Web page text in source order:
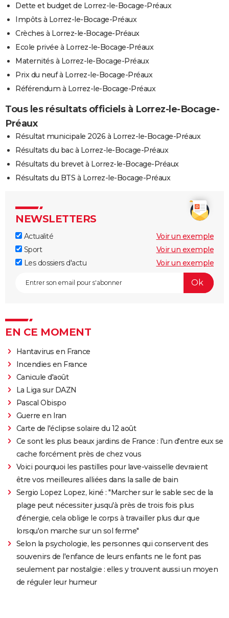
Dette et budget de Lorrez-le-Bocage-Préaux
Impôts à Lorrez-le-Bocage-Préaux
Crèches à Lorrez-le-Bocage-Préaux
Ecole privée à Lorrez-le-Bocage-Préaux
Maternités à Lorrez-le-Bocage-Préaux
Prix du neuf à Lorrez-le-Bocage-Préaux
Référendum à Lorrez-le-Bocage-Préaux
Tous les résultats officiels à Lorrez-le-Bocage-
Préaux
Résultat municipale 2026 à Lorrez-le-Bocage-Préaux
Résultats du bac à Lorrez-le-Bocage-Préaux
Résultats du brevet à Lorrez-le-Bocage-Préaux
Résultats du BTS à Lorrez-le-Bocage-Préaux
NEWSLETTERS
Actualité
Voir un exemple
Sport
Voir un exemple
Les dossiers d'actu
Voir un exemple
EN CE MOMENT
Hantavirus en France
Incendies en France
Canicule d'août
La Liga sur DAZN
Pascal Obispo
Guerre en Iran
Carte de l'éclipse solaire du 12 août
Ce sont les plus beaux jardins de France : l'un d'entre eux se
cache forcément près de chez vous
Voici pourquoi les pastilles pour lave-vaisselle devraient
être vos meilleures alliées dans la salle de bain
Sergio Lopez Lopez, kiné : "Marcher sur le sable sec de la
plage peut nécessiter jusqu'à près de trois fois plus
d'énergie, cela oblige le corps à travailler plus dur que
lorsqu'on marche sur un sol ferme"
Selon la psychologie, les personnes qui conservent des
souvenirs de l'enfance de leurs enfants ne le font pas
seulement par nostalgie : elles y trouvent aussi un moyen
de réguler leur humeur